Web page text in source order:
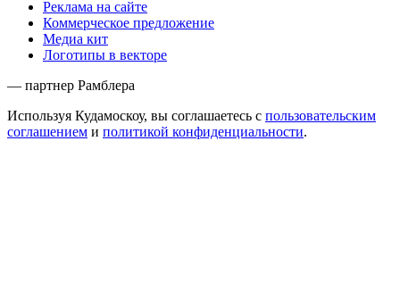
Реклама на сайте
Коммерческое предложение
Медиа кит
Логотипы в векторе
— партнер Рамблера
Используя Кудамоскоу, вы соглашаетесь с пользовательским
соглашением и политикой конфиденциальности.